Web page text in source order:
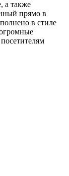
а также
прямо в
в стиле